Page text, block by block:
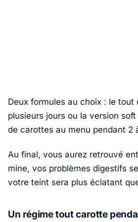
Deux formules au choix : le tout
plusieurs jours ou la version
de carottes au menu pendant 2
Au final, vous aurez retrouvé
mine, vos problèmes digestifs
votre teint sera plus éclatant
Un régime tout carotte